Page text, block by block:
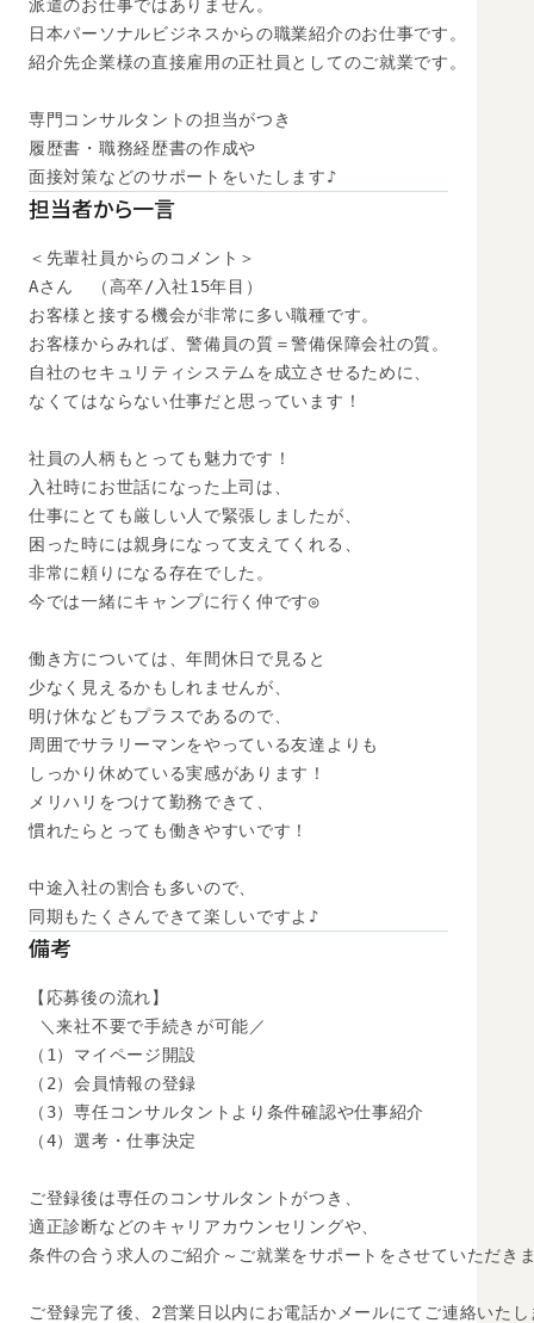
派遣のお仕事ではありません。
日本パーソナルビジネスからの職業紹介のお仕事です。
紹介先企業様の直接雇用の正社員としてのご就業です。
専門コンサルタントの担当がつき
履歴書・職務経歴書の作成や
面接対策などのサポートをいたします♪
担当者から一言
＜先輩社員からのコメント＞
Aさん　（高卒/入社15年目）
お客様と接する機会が非常に多い職種です。
お客様からみれば、警備員の質＝警備保障会社の質。
自社のセキュリティシステムを成立させるために、
なくてはならない仕事だと思っています！
社員の人柄もとっても魅力です！
入社時にお世話になった上司は、
仕事にとても厳しい人で緊張しましたが、
困った時には親身になって支えてくれる、
非常に頼りになる存在でした。
今では一緒にキャンプに行く仲です◎
働き方については、年間休日で見ると
少なく見えるかもしれませんが、
明け休などもプラスであるので、
周囲でサラリーマンをやっている友達よりも
しっかり休めている実感があります！
メリハリをつけて勤務できて、
慣れたらとっても働きやすいです！
中途入社の割合も多いので、
同期もたくさんできて楽しいですよ♪
備考
【応募後の流れ】
＼来社不要で手続きが可能／
（1）マイページ開設
（2）会員情報の登録
（3）専任コンサルタントより条件確認や仕事紹介
（4）選考・仕事決定
ご登録後は専任のコンサルタントがつき、
適正診断などのキャリアカウンセリングや、
条件の合う求人のご紹介～ご就業をサポートをさせていただき
ご登録完了後、2営業日以内にお電話かメールにてご連絡いたし